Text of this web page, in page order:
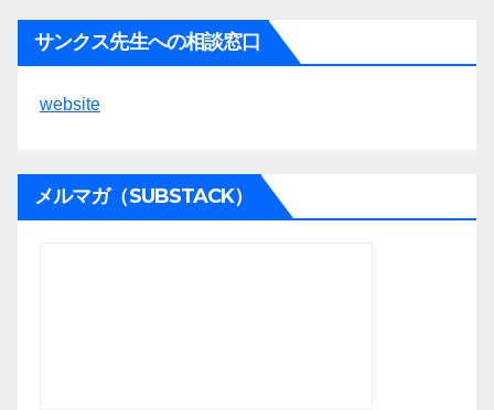
サンクス先生への相談窓口
website
メルマガ（SUBSTACK）